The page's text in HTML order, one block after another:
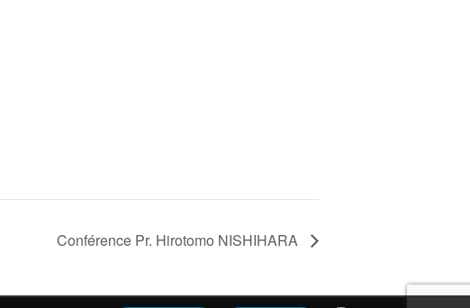
Conférence Pr. Hirotomo NISHIHARA